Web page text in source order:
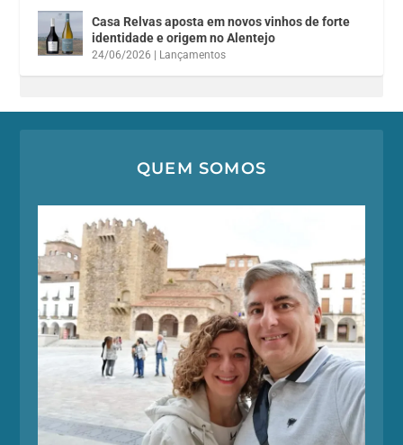
Casa Relvas aposta em novos vinhos de forte
identidade e origem no Alentejo
24/06/2026 Lançamentos
QUEM SOMOS